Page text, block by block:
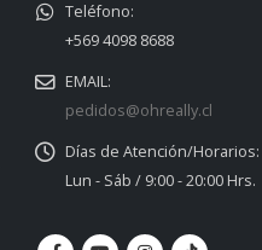
Teléfono:
+569 4098 8688
EMAIL:
pedidos@ohreally.cl
Días de Atención/Horarios:
Lun - Sáb / 9:00 - 20:00 Hrs.